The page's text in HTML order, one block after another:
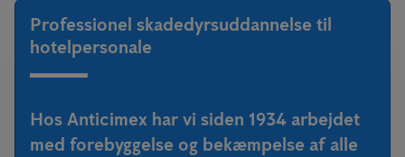
Professionel skadedyrsuddannelse til
hotelpersonale
Hos Anticimex har vi siden 1934 arbejdet
med forebyggelse og bekæmpelse af alle